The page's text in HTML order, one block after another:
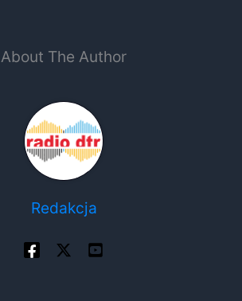
About The Author
Redakcja